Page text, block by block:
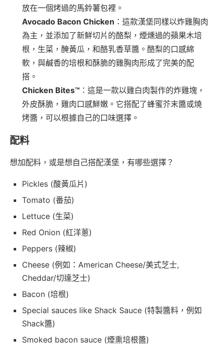
放在一個烤過的馬鈴薯包裡。
Avocado Bacon Chicken ：這款漢堡同樣以炸雞胸肉
為主，並添加了新鮮切片的酪梨，煙燻過的蘋果木培
根，生菜，醃黃瓜，和酪乳香草醬。酪梨的口感綿
軟，與鹹香的培根和酥脆的雞胸肉形成了完美的配
搭。
Chicken Bites™ ：這是一款以雞白肉製作的炸雞塊，
外皮酥脆，雞肉口感鮮嫩。它搭配了蜂蜜芥末醬或燒
烤醬，可以根據自己的口味選擇。
配料
想加配料，或是想自己搭配漢堡，有哪些選擇？
Pickles (酸黃瓜片)
Tomato (番茄)
Lettuce (生菜)
Red Onion (紅洋蔥)
Peppers (辣椒)
Cheese (例如：American Cheese/美式芝士,
Cheddar/切達芝士)
Bacon (培根)
Special sauces like Shack Sauce (特製醬料，例如
Shack醬)
Smoked bacon sauce (煙熏培根醬)